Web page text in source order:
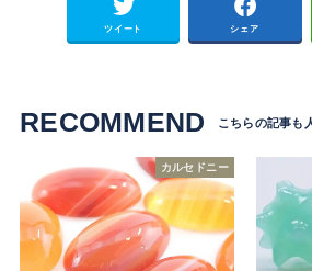
ツイート シェア
RECOMMEND
カルセドニー